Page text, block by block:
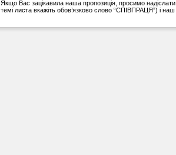
Якщо Вас зацікавила наша пропозиція, просимо
темі листа вкажіть обов’язково слово “СПІВПРАЦЯ”) і